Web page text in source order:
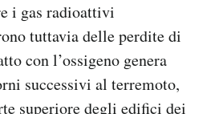
i gas radioattivi
tuttavia delle perdite di
con l’ossigeno genera
successivi al terremoto,
superiore degli edifici dei